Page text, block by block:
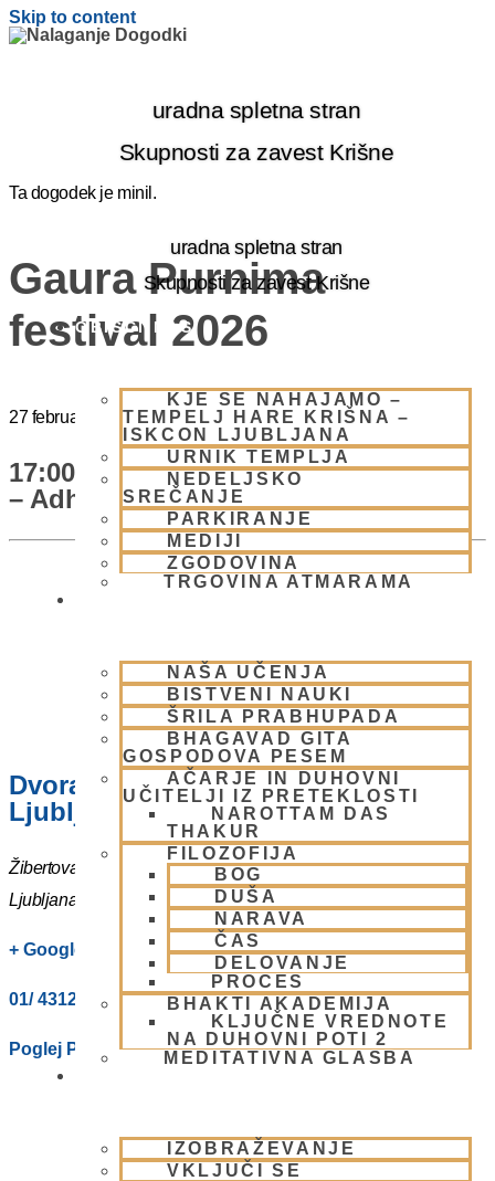
Skip to content
uradna spletna stran
Skupnosti za zavest Krišne
uradna spletna stran
Skupnosti za zavest Krišne
OBIŠČI NAS
KJE SE NAHAJAMO –
TEMPELJ HARE KRIŠNA –
ISKCON LJUBLJANA
URNIK TEMPLJA
NEDELJSKO
SREČANJE
PARKIRANJE
MEDIJI
ZGODOVINA
TRGOVINA ATMARAMA
NAŠA UČENJA
BISTVENI NAUKI
ŠRILA PRABHUPADA
BHAGAVAD GITA
GOSPODOVA PESEM
AČARJE IN DUHOVNI
UČITELJI IZ PRETEKLOSTI
NAROTTAM DAS
THAKUR
FILOZOFIJA
BOG
DUŠA
NARAVA
ČAS
DELOVANJE
PROCES
BHAKTI AKADEMIJA
KLJUČNE VREDNOTE
NA DUHOVNI POTI 2
MEDITATIVNA GLASBA
IZOBRAŽEVANJE
VKLJUČI SE
Ta dogodek je minil.
Gaura Purnima
festival 2026
27 februarja 17:00 -20:00
17:00 – 20:00 Festival Svetega Imena
– Adhivas
Dvorana – Center Hare Krišna v
Ljubljani
Žibertova 27
Ljubljana
Slovenia
+ Google Zemljevidi
01/ 4312319
Poglej Prizorišče spletno stran